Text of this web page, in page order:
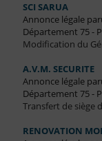
SCI SARUA
Annonce légale
Département 75 -
Modification du
A.V.M. SECURITE
Annonce légale
Département 75 -
Transfert de siège
RENOVATION